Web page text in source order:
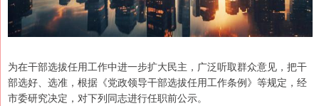
为在干部选拔任用工作中进一步扩大民主，广泛听取群众意见，把干
部选好、选准，根据《党政领导干部选拔任用工作条例》等规定，经
市委研究决定，对下列同志进行任职前公示。